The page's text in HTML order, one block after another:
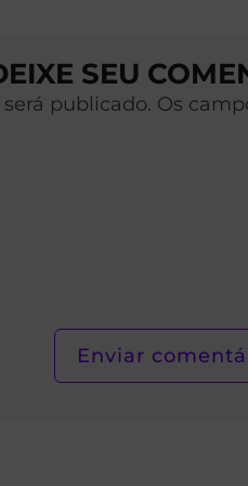
SEU
publicado. Os